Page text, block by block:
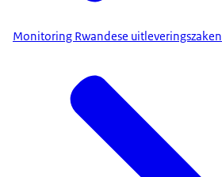
Monitoring Rwandese uitleveringszaken